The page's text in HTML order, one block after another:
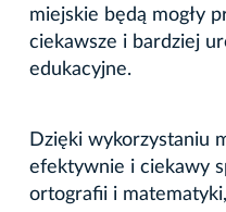
miejskie będą mogły
ciekawsze i bardziej
edukacyjne.
Dzięki wykorzystaniu
efektywnie i ciekawy
ortografii i